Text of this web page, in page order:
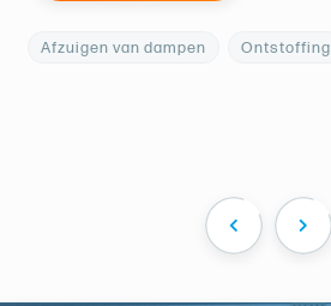
Afzuigen van dampen Ontstoffing